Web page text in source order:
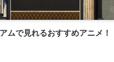
ムで見れるおすすめアニメ！